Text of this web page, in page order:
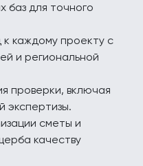
баз для точного
каждому проекту с
и региональной
проверки, включая
экспертизы.
сметы и
качеству